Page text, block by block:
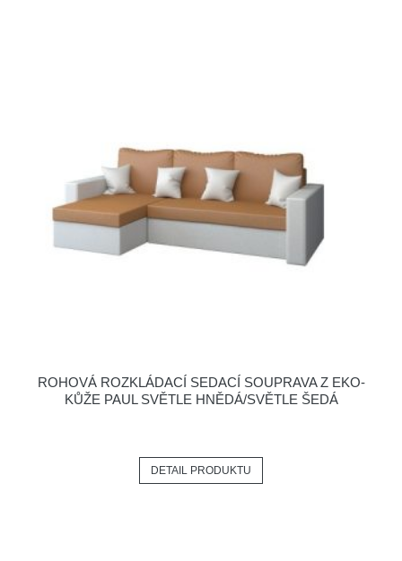
ROHOVÁ ROZKLÁDACÍ SEDACÍ SOUPRAVA Z EKO-
KŮŽE PAUL SVĚTLE HNĚDÁ/SVĚTLE ŠEDÁ
DETAIL PRODUKTU